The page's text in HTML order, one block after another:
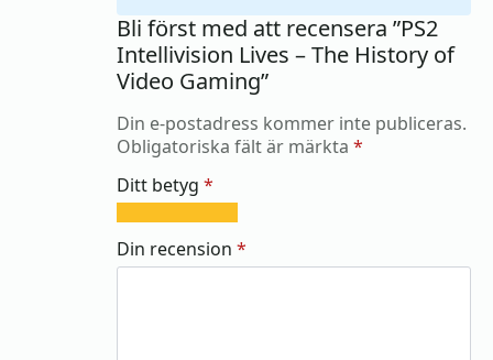
Bli först med att recensera ”PS2
Intellivision Lives – The History of
Video Gaming”
Din e-postadress kommer inte publiceras.
Obligatoriska fält är märkta *
Ditt betyg *
av
5
5
5
av
5 5
Din recension *